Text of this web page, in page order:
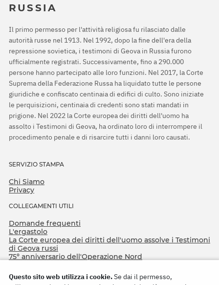
RUSSIA
Il primo permesso per l'attività religiosa fu rilasciato dalle
autorità russe nel 1913. Nel 1992, dopo la fine dell'era della
repressione sovietica, i testimoni di Geova in Russia furono
ufficialmente registrati. Successivamente, fino a 290.000
persone hanno partecipato alle loro funzioni. Nel 2017, la Corte
Suprema della Federazione Russa ha liquidato tutte le persone
giuridiche e confiscato centinaia di edifici di culto. Sono iniziate
le perquisizioni, centinaia di credenti sono stati mandati in
prigione. Nel 2022 la Corte europea dei diritti dell'uomo ha
assolto i Testimoni di Geova, ha ordinato loro di interrompere il
procedimento penale e di risarcire tutti i danni loro causati.
SERVIZIO STAMPA
Chi Siamo
Privacy
COLLEGAMENTI UTILI
Domande frequenti
L'ergastolo
La Corte europea dei diritti dell'uomo assolve i Testimoni
di Geova russi
75º anniversario dell'Operazione Nord
Questo sito web utilizza i cookie.Se dai il permesso,